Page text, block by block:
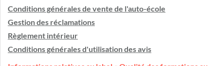
Conditions générales de vente de l'auto-école
Gestion des réclamations
Règlement intérieur
Conditions générales d'utilisation des avis